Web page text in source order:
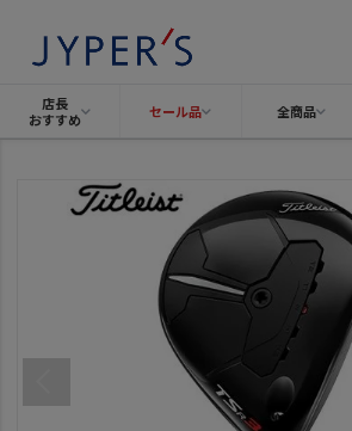
店長
おすすめ
セール品 全商品